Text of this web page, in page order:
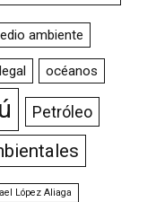
ambiente
océanos
Petróleo
López Aliaga